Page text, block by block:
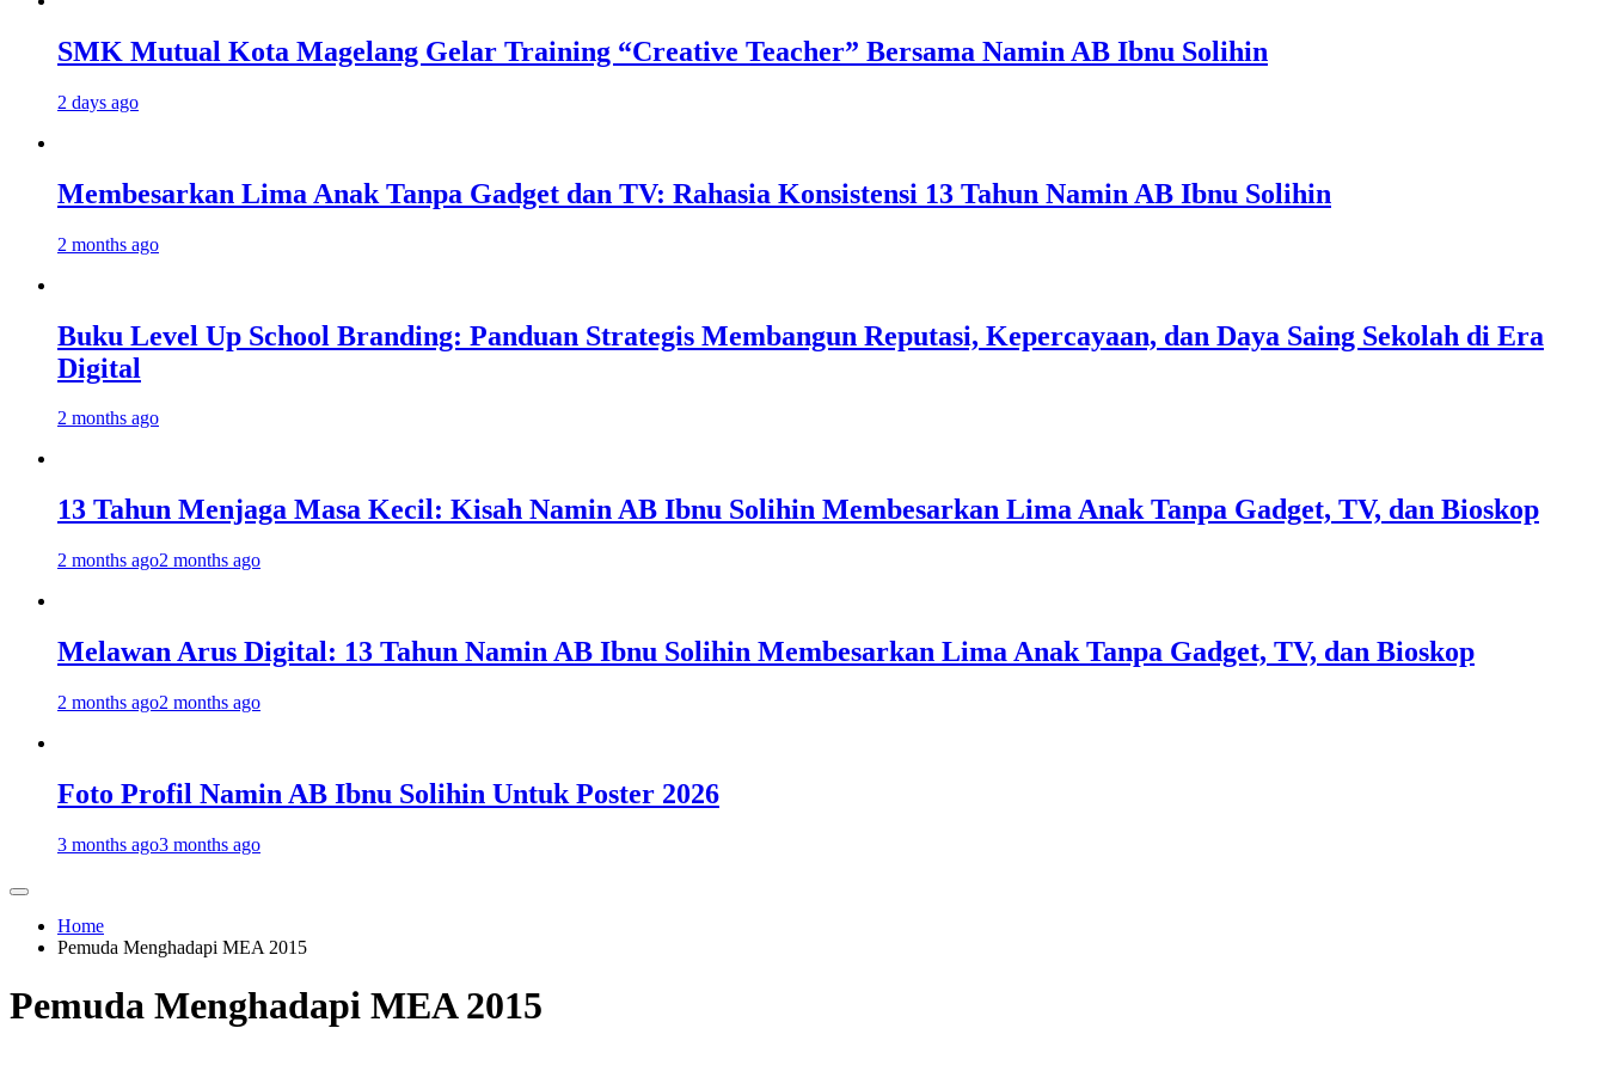
SMK Mutual Kota Magelang Gelar Training “Creative Teacher” Bersama Namin AB Ibnu Solihin
2 days ago
Membesarkan Lima Anak Tanpa Gadget dan TV: Rahasia Konsistensi 13 Tahun Namin AB Ibnu Solihin
2 months ago
Buku Level Up School Branding: Panduan Strategis Membangun Reputasi, Kepercayaan, dan Daya Saing Sekolah di Era
Digital
2 months ago
13 Tahun Menjaga Masa Kecil: Kisah Namin AB Ibnu Solihin Membesarkan Lima Anak Tanpa Gadget, TV, dan Bioskop
2 months ago2 months ago
Melawan Arus Digital: 13 Tahun Namin AB Ibnu Solihin Membesarkan Lima Anak Tanpa Gadget, TV, dan Bioskop
2 months ago2 months ago
Foto Profil Namin AB Ibnu Solihin Untuk Poster 2026
3 months ago3 months ago
Home
Pemuda Menghadapi MEA 2015
Pemuda Menghadapi MEA 2015